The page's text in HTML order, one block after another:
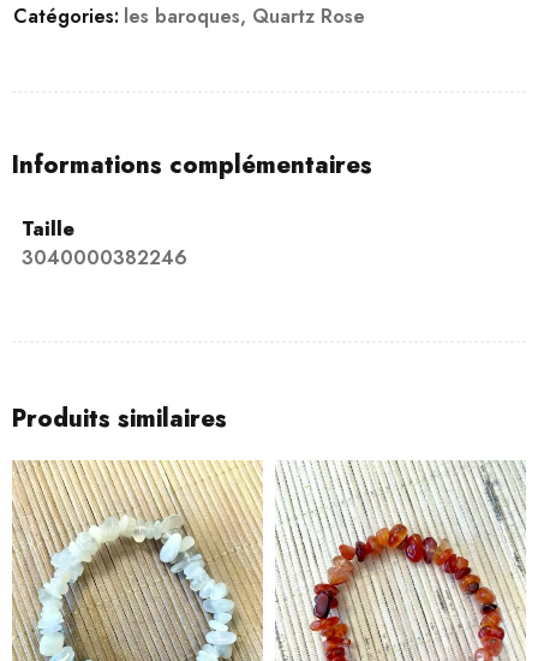
Catégories: les baroques, Quartz Rose
Informations complémentaires
Taille
3040000382246
Produits similaires